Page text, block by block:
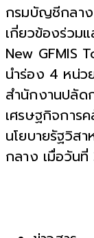
กรมบัญชีกลาง
เกี่ยวข้องร่วม
New GFMIS
นำร่อง 4 หน่ว
สำนักงานปลัด
เศรษฐกิจการ
นโยบายรัฐวิ
กลาง เมื่อวัน